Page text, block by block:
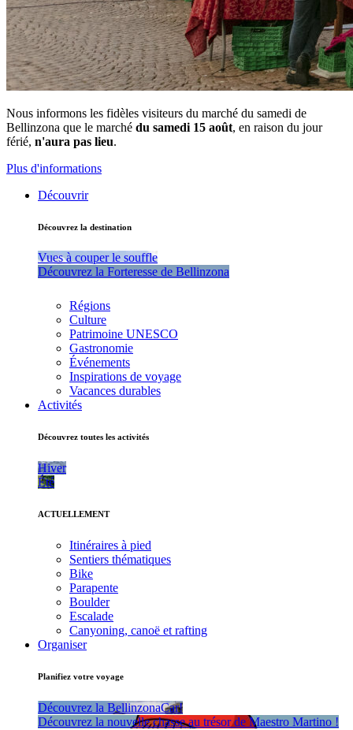
Nous informons les fidèles visiteurs du marché du samedi de
Bellinzona que le marché du samedi 15 août, en raison du jour
férié, n'aura pas lieu.
Plus d'informations
Découvrir
Découvrez la destination
Vues à couper le souffle
Découvrez la Forteresse de Bellinzona
Régions
Culture
Patrimoine UNESCO
Gastronomie
Événements
Inspirations de voyage
Vacances durables
Activités
Découvrez toutes les activités
Hiver
Été
ACTUELLEMENT
Itinéraires à pied
Sentiers thématiques
Bike
Parapente
Boulder
Escalade
Canyoning, canoë et rafting
Organiser
Planifiez votre voyage
Découvrez la BellinzonaCar!
Découvrez la nouvelle chasse au trésor de Maestro Martino !